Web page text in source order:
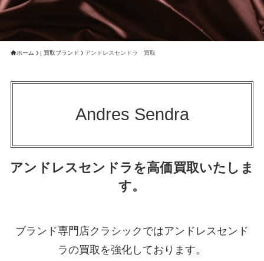
ホーム | 買取ブランド アンドレスセンドラ 買取
Andres Sendra
アンドレスセンドラを高価買取いたしま
す。
ブランド専門店クラシックではアンドレスセンド
ラの買取を強化しております。